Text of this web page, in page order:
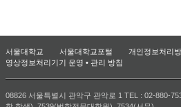
서울대학교 서울대학교포털 개인정보처리
영상정보처리기기 운영 • 관리 방침
08826 서울특별시 관악구 관악로 1 TEL : 02-880-